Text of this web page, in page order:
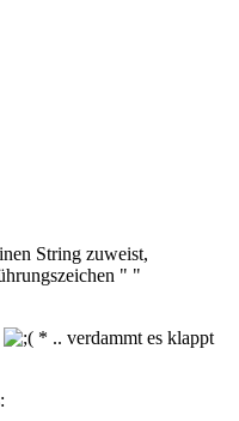
String zuweist,
" "
* .. verdammt es klappt